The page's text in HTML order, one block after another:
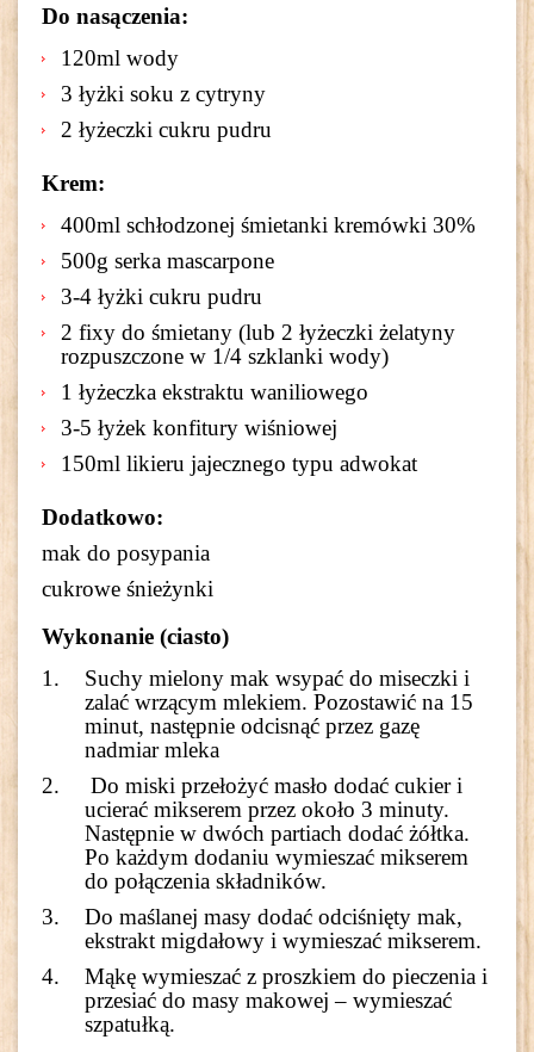
Do nasączenia:
120ml wody
3 łyżki soku z cytryny
2 łyżeczki cukru pudru
Krem:
400ml schłodzonej śmietanki kremówki 30%
500g serka mascarpone
3-4 łyżki cukru pudru
2 fixy do śmietany (lub 2 łyżeczki żelatyny
rozpuszczone w 1/4 szklanki wody)
1 łyżeczka ekstraktu waniliowego
3-5 łyżek konfitury wiśniowej
150ml likieru jajecznego typu adwokat
Dodatkowo:
mak do posypania
cukrowe śnieżynki
Wykonanie (ciasto)
Suchy mielony mak wsypać do miseczki i
zalać wrzącym mlekiem. Pozostawić na 15
minut, następnie odcisnąć przez gazę
nadmiar mleka
Do miski przełożyć masło dodać cukier i
ucierać mikserem przez około 3 minuty.
Następnie w dwóch partiach dodać żółtka.
Po każdym dodaniu wymieszać mikserem
do połączenia składników.
Do maślanej masy dodać odciśnięty mak,
ekstrakt migdałowy i wymieszać mikserem.
Mąkę wymieszać z proszkiem do pieczenia i
przesiać do masy makowej – wymieszać
szpatułką.